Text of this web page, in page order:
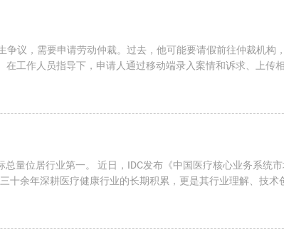
议，需要申请劳动仲裁。过去，他可能要请假前往仲裁机构
工作人员指导下，申请人通过移动端录入案情和诉求、上传
量位居行业第一。 近日，IDC发布《中国医疗核心业务系统
余年深耕医疗健康行业的长期积累，更是其行业理解、技术